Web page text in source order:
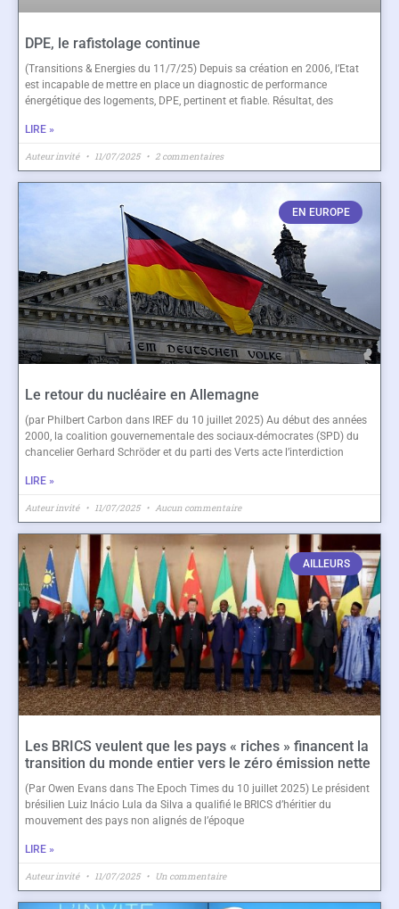
DPE, le rafistolage continue
(Transitions & Energies du 11/7/25) Depuis sa création en 2006, l’Etat
est incapable de mettre en place un diagnostic de performance
énergétique des logements, DPE, pertinent et fiable. Résultat, des
LIRE »
Auteur invité 11/07/2025 2 commentaires
EN EUROPE
Le retour du nucléaire en Allemagne
(par Philbert Carbon dans IREF du 10 juillet 2025) Au début des années
2000, la coalition gouvernementale des sociaux-démocrates (SPD) du
chancelier Gerhard Schröder et du parti des Verts acte l’interdiction
LIRE »
Auteur invité 11/07/2025 Aucun commentaire
AILLEURS
Les BRICS veulent que les pays « riches » financent la
transition du monde entier vers le zéro émission nette
(Par Owen Evans dans The Epoch Times du 10 juillet 2025) Le président
brésilien Luiz Inácio Lula da Silva a qualifié le BRICS d’héritier du
mouvement des pays non alignés de l’époque
LIRE »
Auteur invité 11/07/2025 Un commentaire